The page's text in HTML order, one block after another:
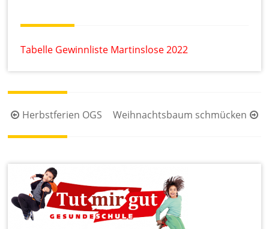
S
c
h
ul
e
Tabelle Gewinnliste Martinslose 2022
Beitragsnavigation
Herbstferien OGS Weihnachtsbaum schmücken